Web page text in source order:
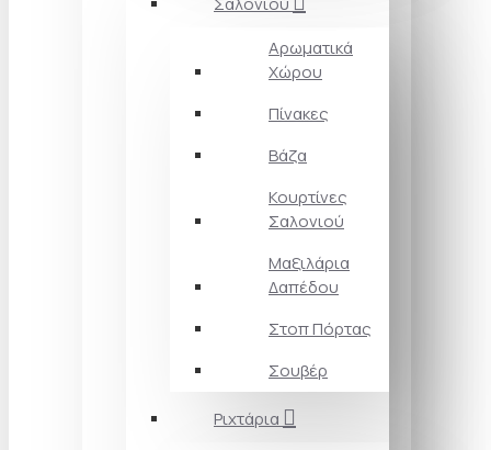
Αρωματικά
Χώρου
Πίνακες
Βάζα
Κουρτίνες
Σαλονιού
Μαξιλάρια
Δαπέδου
Στοπ Πόρτας
Σουβέρ
Ριχτάρια